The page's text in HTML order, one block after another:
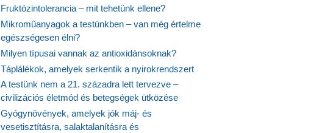
Fruktózintolerancia – mit tehetünk ellene?
Mikroműanyagok a testünkben – van még értelme
egészségesen élni?
Milyen típusai vannak az antioxidánsoknak?
Táplálékok, amelyek serkentik a nyirokrendszert
A testünk nem a 21. századra lett tervezve –
civilizációs életmód és betegségek ütközése
Gyógynövények, amelyek jók máj- és
vesetisztításra, salaktalanításra és